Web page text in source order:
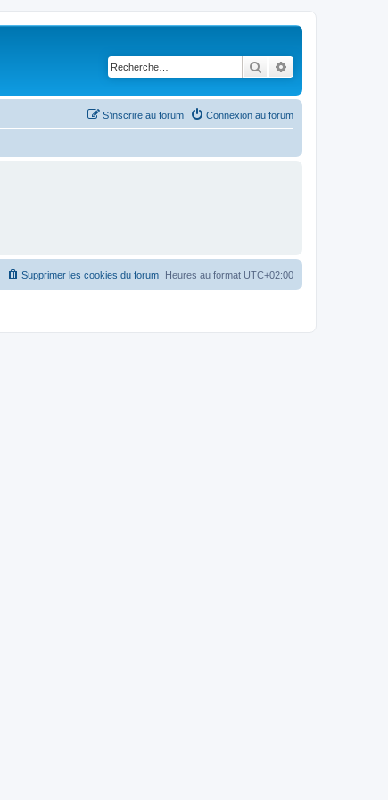
Rechercher
Connexion au forum
S’inscrire au forum
Heures au format UTC+02:00
Supprimer les cookies du forum